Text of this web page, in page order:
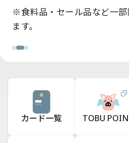
※条件達成に応じて付与ポ
12,000ptプレゼント。
※食料品・セール品など一
ます。
毎日の通勤・通学がさらに
カード一覧 TOBU